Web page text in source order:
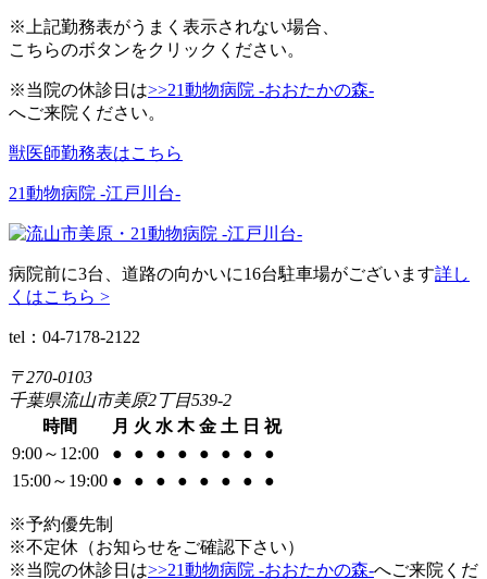
※上記勤務表がうまく表示されない場合、
こちらのボタンをクリックください。
※当院の休診日は>>21動物病院 -おおたかの森-
へご来院ください。
獣医師勤務表はこちら
21動物病院 -江戸川台-
病院前に3台、道路の向かいに16台駐車場がございます詳し
くはこちら >
tel：04-7178-2122
〒270-0103
千葉県流山市美原2丁目539-2
時間
月 火 水 木 金 土 日 祝
9:00～12:00
● ● ● ● ● ● ●
●
15:00～19:00 ● ● ● ● ● ● ● ●
※予約優先制
※不定休（お知らせをご確認下さい）
※当院の休診日は>>21動物病院 -おおたかの森-へご来院くだ